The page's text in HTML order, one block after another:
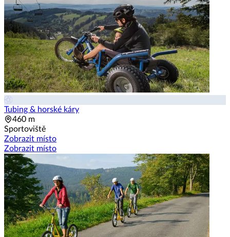
Tubing & horské káry
460 m
Sportoviště
Zobrazit místo
Zobrazit místo